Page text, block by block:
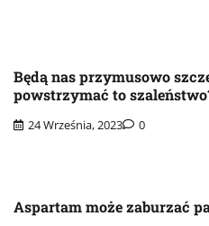
Będą nas przymusowo
powstrzymać to
24 Września, 2023 0
Aspartam może zaburzać